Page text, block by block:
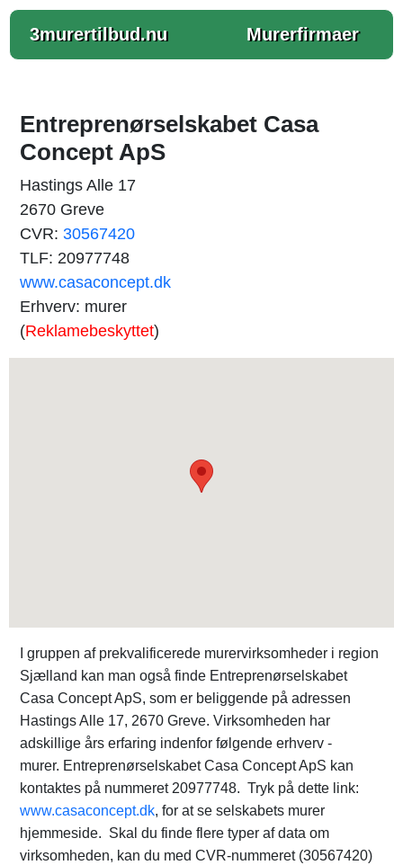
3murertilbud.nu Murerfirmaer
Entreprenørselskabet Casa
Concept ApS
Hastings Alle 17
2670 Greve
CVR: 30567420
TLF: 20977748
www.casaconcept.dk
Erhverv: murer
(Reklamebeskyttet)
I gruppen af prekvalificerede murervirksomheder i region
Sjælland kan man også finde Entreprenørselskabet
Casa Concept ApS, som er beliggende på adressen
Hastings Alle 17, 2670 Greve. Virksomheden har
adskillige års erfaring indenfor følgende erhverv -
murer. Entreprenørselskabet Casa Concept ApS kan
kontaktes på nummeret 20977748. Tryk på dette link:
www.casaconcept.dk, for at se selskabets murer
hjemmeside. Skal du finde flere typer af data om
virksomheden, kan du med CVR-nummeret (30567420)